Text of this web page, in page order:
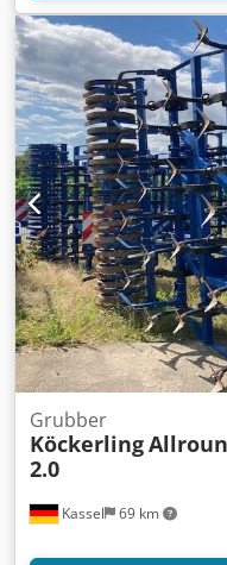
Kassel 69 km
Grubber
Köckerling
2.0